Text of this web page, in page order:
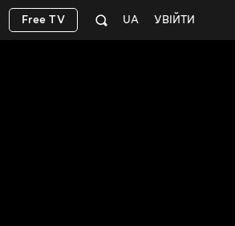
УВІЙТИ
UA
Free TV